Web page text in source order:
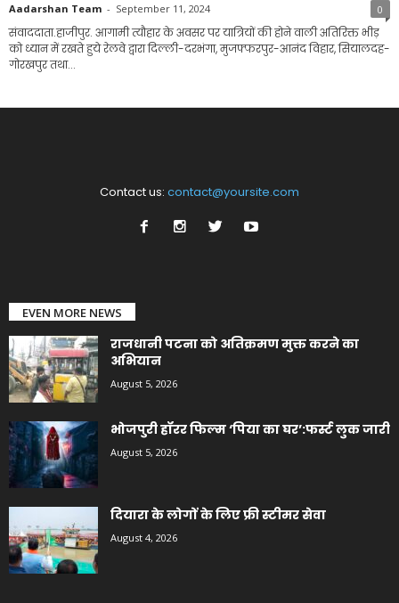
Aadarshan Team - September 11, 2024 0
संवाददाता.हाजीपुर. आगामी त्यौहार के अवसर पर यात्रियों की होने वाली अतिरिक्त भीड़
को ध्यान में रखते हुये रेलवे द्वारा दिल्ली-दरभंगा, मुजफ्फरपुर-आनंद विहार, सियालदह-
गोरखपुर तथा...
Contact us: contact@yoursite.com
EVEN MORE NEWS
राजधानी पटना को अतिक्रमण मुक्त करने का
अभियान
August 5, 2026
भोजपुरी हॉरर फिल्म ‘पिया का घर’:फर्स्ट लुक जारी
August 5, 2026
दियारा के लोगों के लिए फ्री स्टीमर सेवा
August 4, 2026